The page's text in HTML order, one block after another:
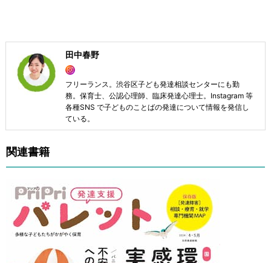
田中春野
フリーランス。渋谷区子ども発達相談センターにも勤
務。保育士、公認心理師、臨床発達心理士。Instagram 等
各種SNS で子どものことばの発達について情報を発信し
ている。
関連書籍